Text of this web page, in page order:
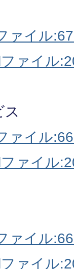
ァイル
ァイル
ス
ァイル
ァイル
ァイル
ァイル